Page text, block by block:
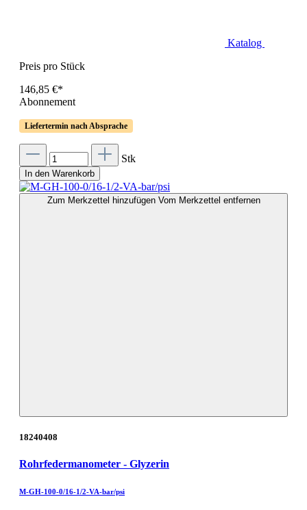
Katalog
Preis pro Stück
146,85 €*
Abonnement
Liefertermin nach Absprache
Stk
In den Warenkorb
Zum Merkzettel hinzufügen Vom Merkzettel entfernen
18240408
Rohrfedermanometer - Glyzerin
M-GH-100-0/16-1/2-VA-bar/psi